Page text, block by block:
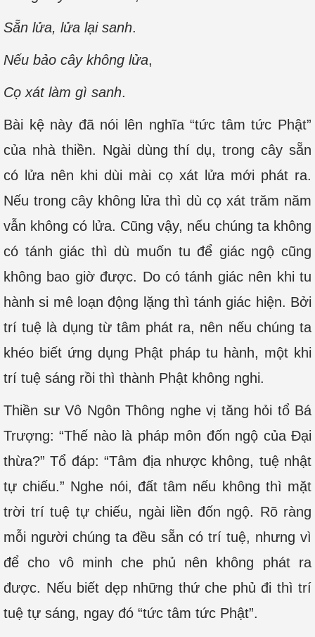
Sẵn lửa, lửa lại sanh.
Nếu bảo cây không lửa,
Cọ xát làm gì sanh.
Bài kệ này đã nói lên nghĩa “tức tâm tức Phật”
của nhà thiền. Ngài dùng thí dụ, trong cây sẵn
có lửa nên khi dùi mài cọ xát lửa mới phát ra.
Nếu trong cây không lửa thì dù cọ xát trăm năm
vẫn không có lửa. Cũng vậy, nếu chúng ta không
có tánh giác thì dù muốn tu để giác ngộ cũng
không bao giờ được. Do có tánh giác nên khi tu
hành si mê loạn động lặng thì tánh giác hiện. Bởi
trí tuệ là dụng từ tâm phát ra, nên nếu chúng ta
khéo biết ứng dụng Phật pháp tu hành, một khi
trí tuệ sáng rồi thì thành Phật không nghi.
Thiền sư Vô Ngôn Thông nghe vị tăng hỏi tổ Bá
Trượng: “Thế nào là pháp môn đốn ngộ của Đại
thừa?” Tổ đáp: “Tâm địa nhược không, tuệ nhật
tự chiếu.” Nghe nói, đất tâm nếu không thì mặt
trời trí tuệ tự chiếu, ngài liền đốn ngộ. Rõ ràng
mỗi người chúng ta đều sẵn có trí tuệ, nhưng vì
để cho vô minh che phủ nên không phát ra
được. Nếu biết dẹp những thứ che phủ đi thì trí
tuệ tự sáng, ngay đó “tức tâm tức Phật”.